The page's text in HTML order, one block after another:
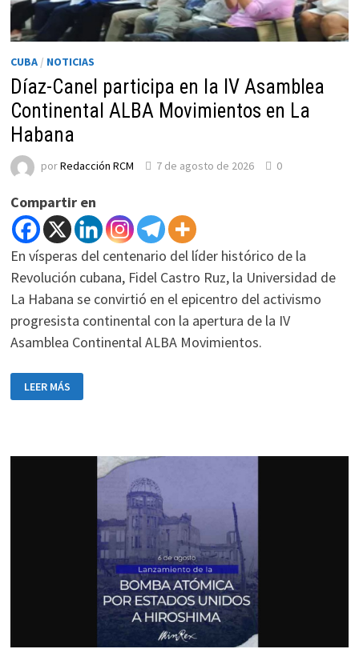
CUBA/ NOTICIAS
Díaz-Canel participa en la IV Asamblea
Continental ALBA Movimientos en La
Habana
porRedacción RCM 7 de agosto de 2026 0
Compartir en
En vísperas del centenario del líder histórico de la
Revolución cubana, Fidel Castro Ruz, la Universidad de
La Habana se convirtió en el epicentro del activismo
progresista continental con la apertura de la IV
Asamblea Continental ALBA Movimientos.
CANEL
PARTICIPA
CONTINENTAL
LEER MÁS